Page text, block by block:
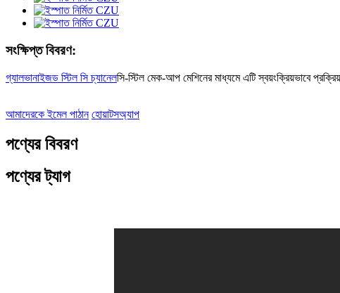
সংক্ষিপ্ত বিবরণ:
গ্যালভানাইজড স্টিল সি চ্যানেলসি-স্টিল মেক-আপ মেশিনের মাধ্যমে এটি স্বয়ংক্রিয়ভাবে
আমাদেরকে ইমেল পাঠান হোয়াটসঅ্যাপ
পণ্যের বিবরণ
পণ্যের ট্যাগ